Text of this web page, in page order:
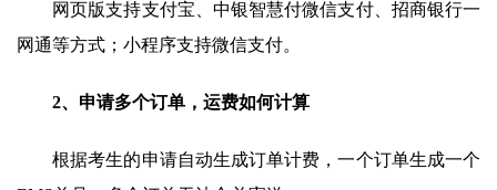
网页版支持支付宝、中银智慧付微信支付、招商银行一
网通等方式；小程序支持微信支付。
2、申请多个订单，运费如何计算
根据考生的申请自动生成订单计费，一个订单生成一个